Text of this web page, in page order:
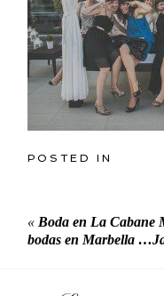
POSTED IN
« Boda en La Cabane
bodas en Marbella